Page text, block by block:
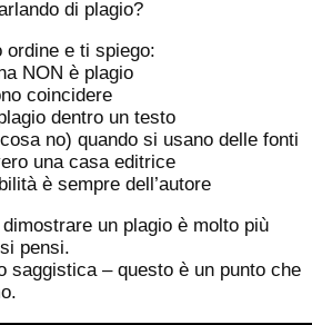
di plagio?
ordine e ti spiego:
NON è plagio
coincidere
dentro un testo
no) quando si usano delle fonti
una casa editrice
è sempre dell’autore
un plagio è molto più
pensi.
saggistica – questo è un punto che